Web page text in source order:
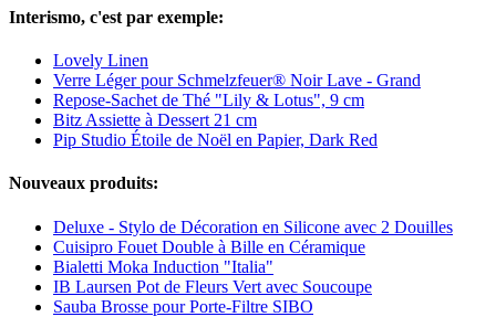
Interismo, c'est par exemple:
Lovely Linen
Verre Léger pour Schmelzfeuer® Noir Lave - Grand
Repose-Sachet de Thé "Lily & Lotus", 9 cm
Bitz Assiette à Dessert 21 cm
Pip Studio Étoile de Noël en Papier, Dark Red
Nouveaux produits:
Deluxe - Stylo de Décoration en Silicone avec 2 Douilles
Cuisipro Fouet Double à Bille en Céramique
Bialetti Moka Induction "Italia"
IB Laursen Pot de Fleurs Vert avec Soucoupe
Sauba Brosse pour Porte-Filtre SIBO